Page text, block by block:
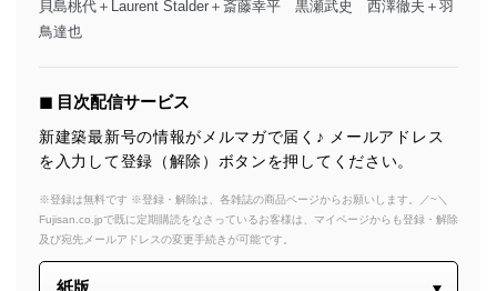
貝島桃代＋Laurent Stalder＋斎藤幸平 黒瀬武史 西澤徹夫＋羽
鳥達也
◼︎ 目次配信サービス
新建築最新号の情報がメルマガで届く♪ メールアドレス
を入力して登録（解除）ボタンを押してください。
※登録は無料です ※登録・解除は、各雑誌の商品ページからお願いします。／~＼
Fujisan.co.jpで既に定期購読をなさっているお客様は、マイページからも登録・解除
及び宛先メールアドレスの変更手続きが可能です。